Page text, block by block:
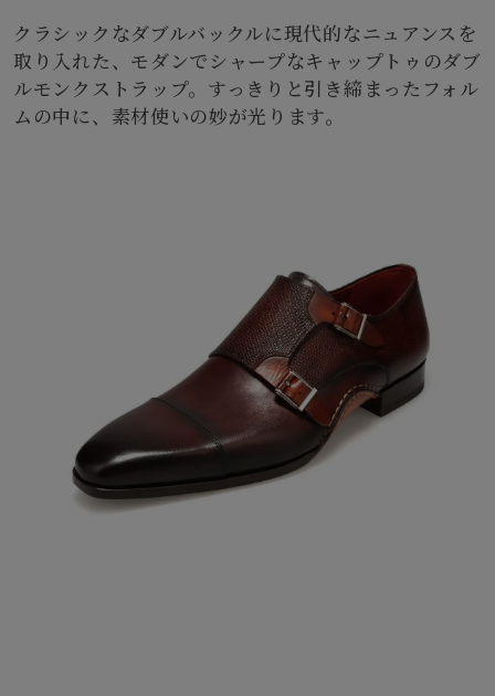
クラシックなダブルバックルに現代的なニュアンスを
取り入れた、モダンでシャープなキャップトゥのダブ
ルモンクストラップ。すっきりと引き締まったフォル
ムの中に、素材使いの妙が光ります。